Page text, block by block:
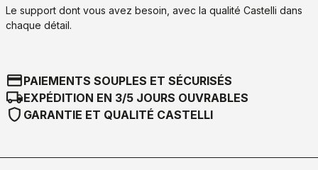
Le support dont vous avez besoin, avec la qualité Castelli dans
chaque détail.
credit_cardPAIEMENTS SOUPLES ET SÉCURISÉS
local_shippingEXPÉDITION EN 3/5 JOURS OUVRABLES
shield GARANTIE ET QUALITÉ CASTELLI